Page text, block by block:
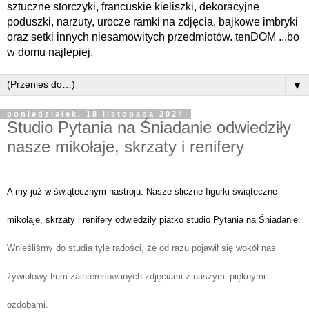
sztuczne storczyki, francuskie kieliszki, dekoracyjne
poduszki, narzuty, urocze ramki na zdjęcia, bajkowe imbryki
oraz setki innych niesamowitych przedmiotów. tenDOM ...bo
w domu najlepiej.
▼
poniedziałek, 18 listopada 2024
Studio Pytania na Śniadanie odwiedziły
nasze mikołaje, skrzaty i renifery
A my już w świątecznym nastroju. Nasze śliczne figurki świąteczne -
mikołaje, skrzaty i renifery odwiedziły piatko studio Pytania na Śniadanie.
Wnieśliśmy do studia tyle radości, że od razu pojawił się wokół nas
żywiołowy tłum zainteresowanych zdjęciami z naszymi pięknymi
ozdobami.